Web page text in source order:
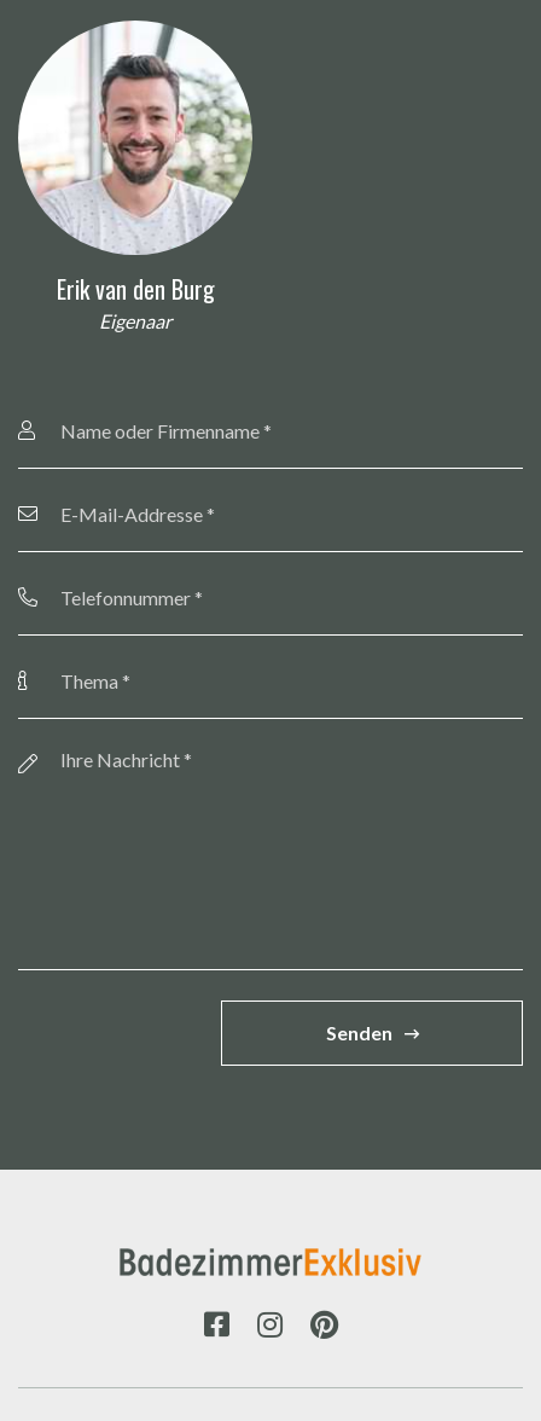
Erik van den Burg
Eigenaar
oder
Mail-
Senden